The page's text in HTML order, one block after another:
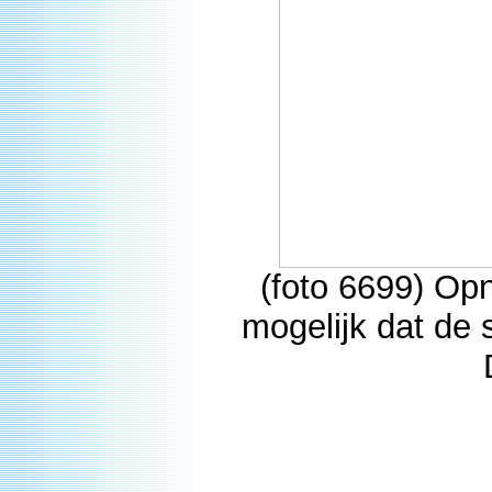
(foto 6699)
mogelijk dat de